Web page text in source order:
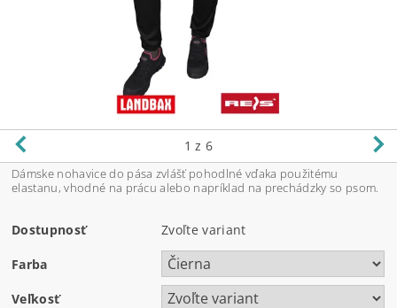
1 z 6
Dámske nohavice do pása zvlášť pohodlné vďaka použitému
elastanu, vhodné na prácu alebo napríklad na prechádzky so psom.
Dostupnosť Zvoľte variant
Farba
Veľkosť